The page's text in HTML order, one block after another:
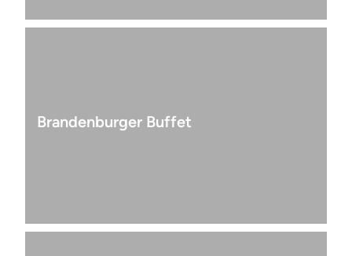
Brandenburger Buffet